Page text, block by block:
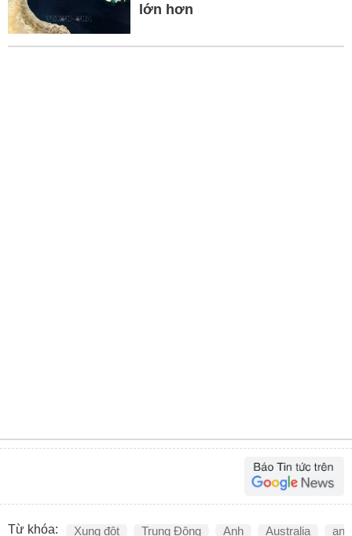
lớn hơn
Từ khóa: Xung đột Trung Đông Anh Australia an